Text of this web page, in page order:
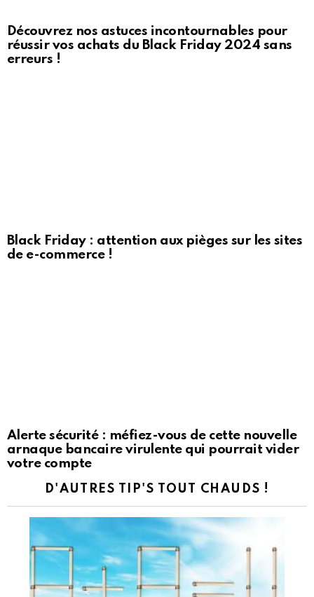
Découvrez nos astuces incontournables pour
réussir vos achats du Black Friday 2024 sans
erreurs !
Black Friday : attention aux pièges sur les sites
de e-commerce !
Alerte sécurité : méfiez-vous de cette nouvelle
arnaque bancaire virulente qui pourrait vider
votre compte
D'AUTRES TIP'S TOUT CHAUDS !